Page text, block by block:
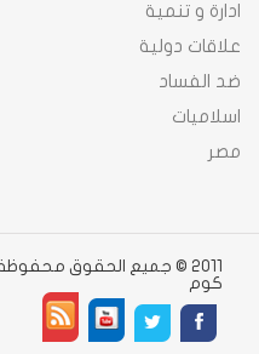
ادارة و تنمية
علاقات دولية
ضد الفساد
اسلاميات
مصر
2011 © جميع الحقوق
كوم